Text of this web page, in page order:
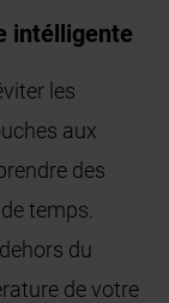
intélligente
les
aux
des
temps.
du
de votre